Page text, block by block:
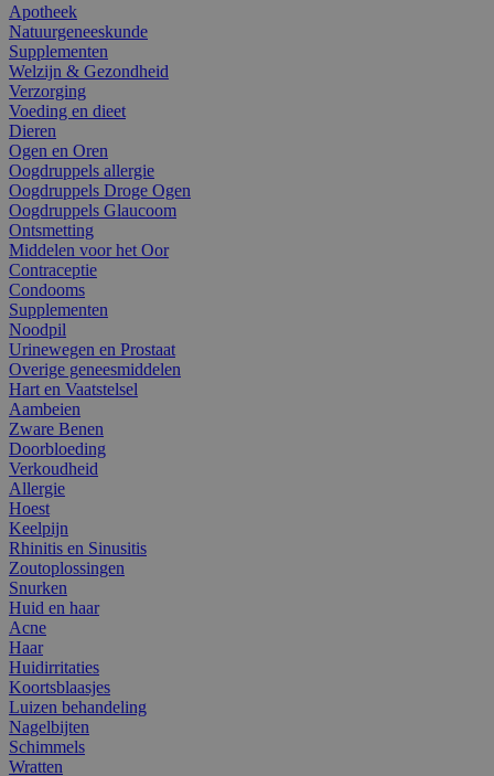
Apotheek
Natuurgeneeskunde
Supplementen
Welzijn & Gezondheid
Verzorging
Voeding en dieet
Dieren
Ogen en Oren
Oogdruppels allergie
Oogdruppels Droge Ogen
Oogdruppels Glaucoom
Ontsmetting
Middelen voor het Oor
Contraceptie
Condooms
Supplementen
Noodpil
Urinewegen en Prostaat
Overige geneesmiddelen
Hart en Vaatstelsel
Aambeien
Zware Benen
Doorbloeding
Verkoudheid
Allergie
Hoest
Keelpijn
Rhinitis en Sinusitis
Zoutoplossingen
Snurken
Huid en haar
Acne
Haar
Huidirritaties
Koortsblaasjes
Luizen behandeling
Nagelbijten
Schimmels
Wratten